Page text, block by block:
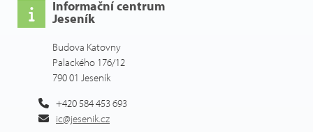
Informační centrum
Jeseník
Budova Katovny
Palackého 176/12
790 01 Jeseník
+420 584 453 693
ic@jesenik.cz